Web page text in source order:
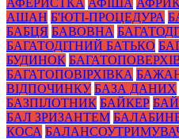
АФЕРИСТКА АФІША
АШАН Б'ЮТІ-ПРОЦЕДУРА
БАБЦЯ БАВОВНА
БАГАТОДІТНИЙ БАТЬКО
БУДИНОК
БАГАТОПОВІРХІВКА
ВІДПОЧИНКУ БАЗА ДАНИХ
БАЗПІЛОТНИК БАЙКЕР
БАЛ ЗРИЗАНТЕМ
КОСА